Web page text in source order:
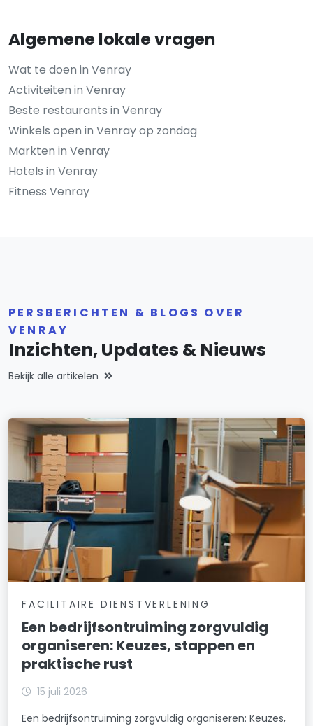
Algemene lokale vragen
Wat te doen in Venray
Activiteiten in Venray
Beste restaurants in Venray
Winkels open in Venray op zondag
Markten in Venray
Hotels in Venray
Fitness Venray
PERSBERICHTEN & BLOGS OVER
VENRAY
Inzichten, Updates & Nieuws
Bekijk alle artikelen
FACILITAIRE DIENSTVERLENING
Een bedrijfsontruiming zorgvuldig
organiseren: Keuzes, stappen en
praktische rust
15 juli 2026
Een bedrijfsontruiming zorgvuldig organiseren: Keuzes,